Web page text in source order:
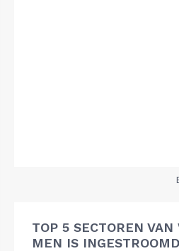
TOP 5 SECTOREN VAN
MEN IS INGESTROOMD